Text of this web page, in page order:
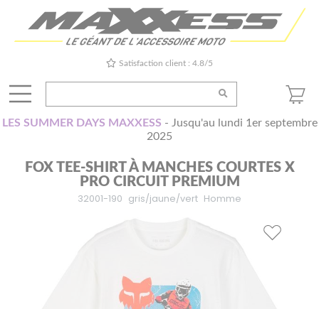
Satisfaction client : 4.8/5
LES SUMMER DAYS MAXXESS - Jusqu'au lundi 1er septembre
2025
FOX TEE-SHIRT À MANCHES COURTES X
PRO CIRCUIT PREMIUM
32001-190 gris/jaune/vert Homme